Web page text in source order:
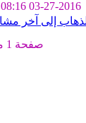
03-27-2016
08:16 PM
صفحة 1 من 24